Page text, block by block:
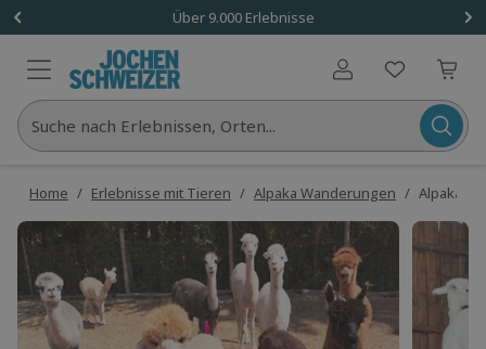
Über 9.000 Erlebnisse
Benutzerkonto
Suche nach Erlebnissen, Orten...
Home / Erlebnisse mit Tieren / Alpaka Wanderungen / Alpaka